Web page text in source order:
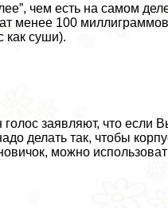
чем есть на самом
менее 100
как суши).
заявляют, что если
делать так, чтобы
можно